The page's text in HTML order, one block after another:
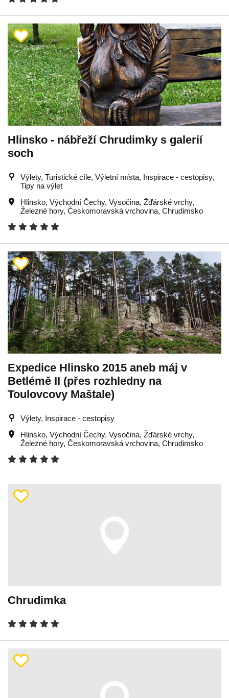
Hlinsko - nábřeží Chrudimky s galerií
soch
Výlety, Turistické cíle, Výletní místa, Inspirace - cestopisy,
Tipy na výlet
Hlinsko, Východní Čechy, Vysočina, Žďárské vrchy,
Železné hory, Českomoravská vrchovina, Chrudimsko
Expedice Hlinsko 2015 aneb máj v
Betlémě II (přes rozhledny na
Toulovcovy Maštale)
Výlety, Inspirace - cestopisy
Hlinsko, Východní Čechy, Vysočina, Žďárské vrchy,
Železné hory, Českomoravská vrchovina, Chrudimsko
Chrudimka